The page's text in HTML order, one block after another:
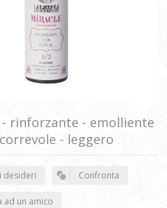
rinforzante - emolliente
- leggero